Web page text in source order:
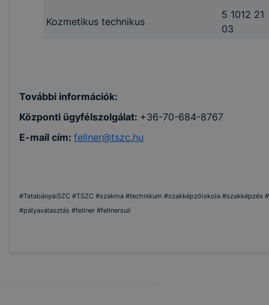
Kozmetikus technikus
5 1012 21
03
További információk:
Központi ügyfélszolgálat: +36-70-684-8767
E-mail cím: fellner@tszc.hu
#TatabányaiSZC #TSZC #szakma #technikum #szakképzőiskola #szakképzés
#pályaválasztás #fellner #fellnersuli